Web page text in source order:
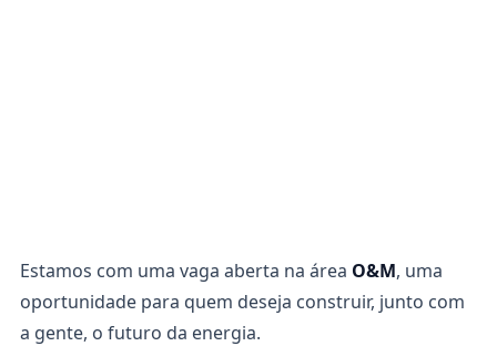
Estamos com uma vaga aberta na área O&M, uma
oportunidade para quem deseja construir, junto com
a gente, o futuro da energia.